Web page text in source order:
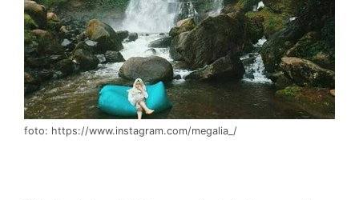
foto: https://www.instagram.com/megalia_/